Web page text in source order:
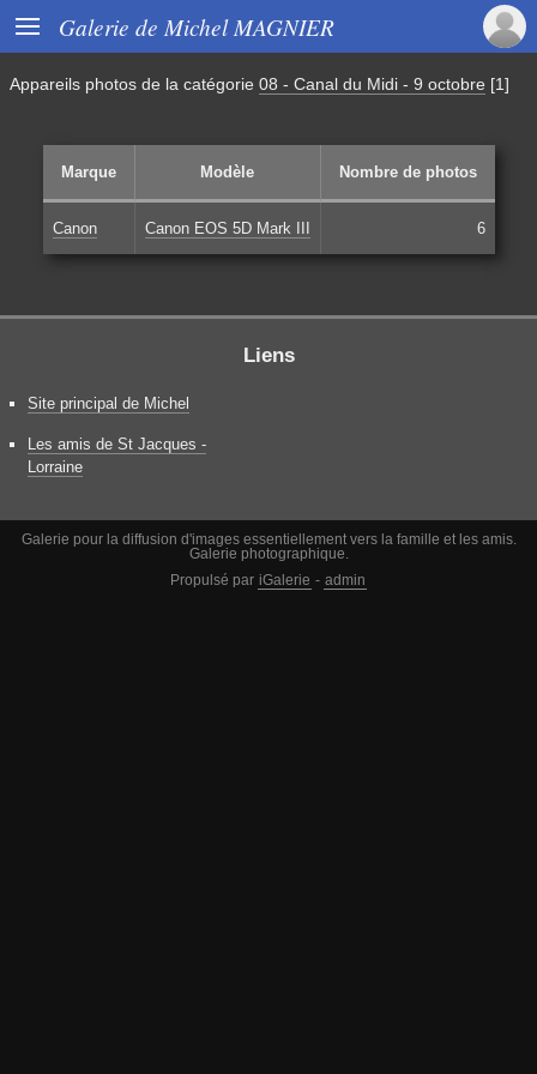
 Galerie de Michel MAGNIER
Appareils photos de la catégorie 08 - Canal du Midi - 9 octobre [1]
Marque Modèle Nombre de photos
Canon Canon EOS 5D Mark III 6
Liens
Site principal de Michel
Les amis de St Jacques -
Lorraine
Galerie pour la diffusion d'images essentiellement vers la famille et les amis.
Galerie photographique.
Propulsé par iGalerie - admin